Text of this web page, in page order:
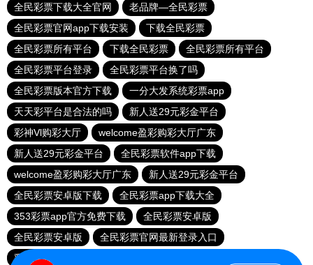
全民彩票下载大全官网
老品牌—全民彩票
全民彩票官网app下载安装
下载全民彩票
全民彩票所有平台
下载全民彩票
全民彩票所有平台
全民彩票平台登录
全民彩票平台换了吗
全民彩票版本官方下载
一分大发系统彩票app
天天彩平台是合法的吗
新人送29元彩金平台
彩神Vl购彩大厅
welcome盈彩购彩大厅广东
新人送29元彩金平台
全民彩票软件app下载
welcome盈彩购彩大厅广东
新人送29元彩金平台
全民彩票安卓版下载
全民彩票app下载大全
353彩票app官方免费下载
全民彩票安卓版
全民彩票安卓版
全民彩票官网最新登录入口
彩神Vl购彩大厅